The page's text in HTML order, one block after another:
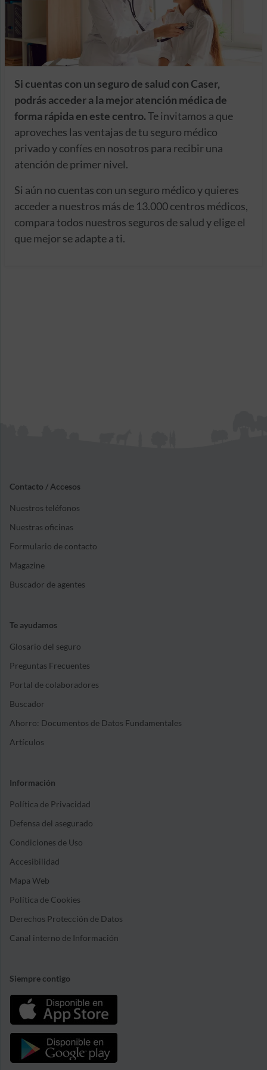
Si cuentas con un seguro de salud con Caser,
podrás acceder a la mejor atención médica de
forma rápida en este centro.Te invitamos a que
aproveches las ventajas de tu seguro médico
privado y confíes en nosotros para recibir una
atención de primer nivel.
Si aún no cuentas con un seguro médico y quieres
acceder a nuestros más de 13.000 centros médicos,
compara todos nuestros seguros de salud y elige el
que mejor se adapte a ti.
Contacto / Accesos
Nuestros teléfonos
Nuestras oficinas
Formulario de contacto
Magazine
Buscador de agentes
Te ayudamos
Glosario del seguro
Preguntas Frecuentes
Portal de colaboradores
Buscador
Ahorro: Documentos de Datos Fundamentales
Artículos
Información
Política de Privacidad
Defensa del asegurado
Condiciones de Uso
Accesibilidad
Mapa Web
Política de Cookies
Derechos Protección de Datos
Canal interno de Información
Siempre contigo